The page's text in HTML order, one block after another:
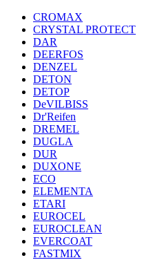
CROMAX
CRYSTAL PROTECT
DAR
DEERFOS
DENZEL
DETON
DETOP
DeVILBISS
Dr'Reifen
DREMEL
DUGLA
DUR
DUXONE
ECO
ELEMENTA
ETARI
EUROCEL
EUROCLEAN
EVERCOAT
FASTMIX